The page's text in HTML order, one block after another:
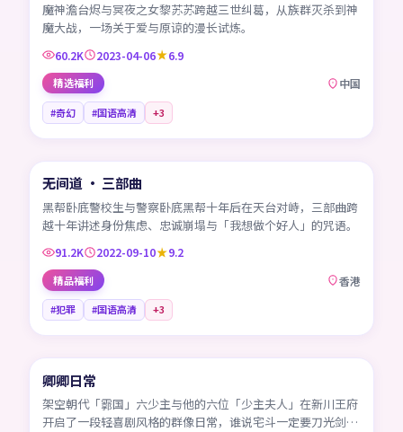
魔神澹台烬与冥夜之女黎苏苏跨越三世纠葛，从族群灭杀到神
魔大战，一场关于爱与原谅的漫长试炼。
60.2K 2023-04-06 6.9
精选福利 中国
#奇幻 #国语高清 +3
HK
无间道 · 三部曲
黑帮卧底警校生与警察卧底黑帮十年后在天台对峙，三部曲跨
越十年讲述身份焦虑、忠诚崩塌与「我想做个好人」的咒语。
91.2K 2022-09-10 9.2
精品福利 香港
#犯罪 #国语高清 +3
CN
卿卿日常
架空朝代「霩国」六少主与他的六位「少主夫人」在新川王府
开启了一段轻喜剧风格的群像日常，谁说宅斗一定要刀光剑